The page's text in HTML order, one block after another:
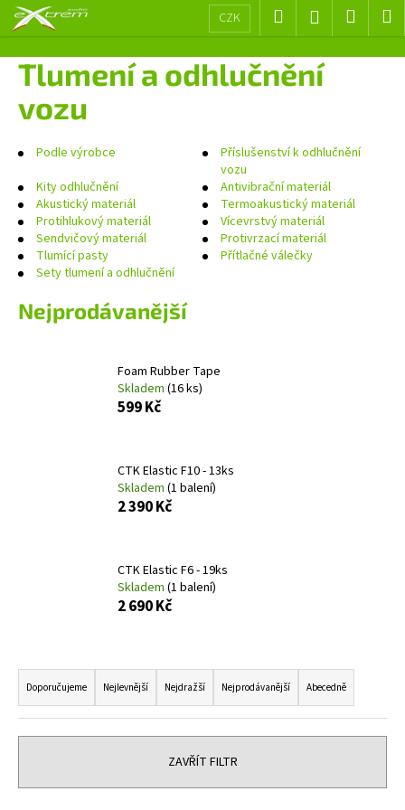
Přejít
CZK Hledat Přihlášení
košík
Tlumení a odhlučnění
vozu
Podle výrobce
Příslušenství k odhlučnění
vozu
Kity odhlučnění
Antivibrační materiál
Akustický materiál
Termoakustický materiál
Protihlukový materiál
Vícevrstvý materiál
Sendvičový materiál
Protivrzací materiál
Tlumící pasty
Přítlačné válečky
Sety tlumení a odhlučnění
Nejprodávanější
Foam Rubber Tape
Skladem (16 ks)
599 Kč
CTK Elastic F10 - 13ks
Skladem (1 balení)
2 390 Kč
CTK Elastic F6 - 19ks
Skladem (1 balení)
2 690 Kč
Ř
a
z
e
í
Doporučujeme Nejlevnější Nejdražší Nejprodávanější Abecedně
ZAVŘÍT FILTR
š
C
o
p
t
ř
e
b
j
HLEDAT
D
o
p
u